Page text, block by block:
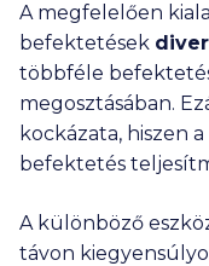
A megfelelően
befektetések
többféle
megosztásában.
kockázata, hiszen
befektetés
A különböző
távon